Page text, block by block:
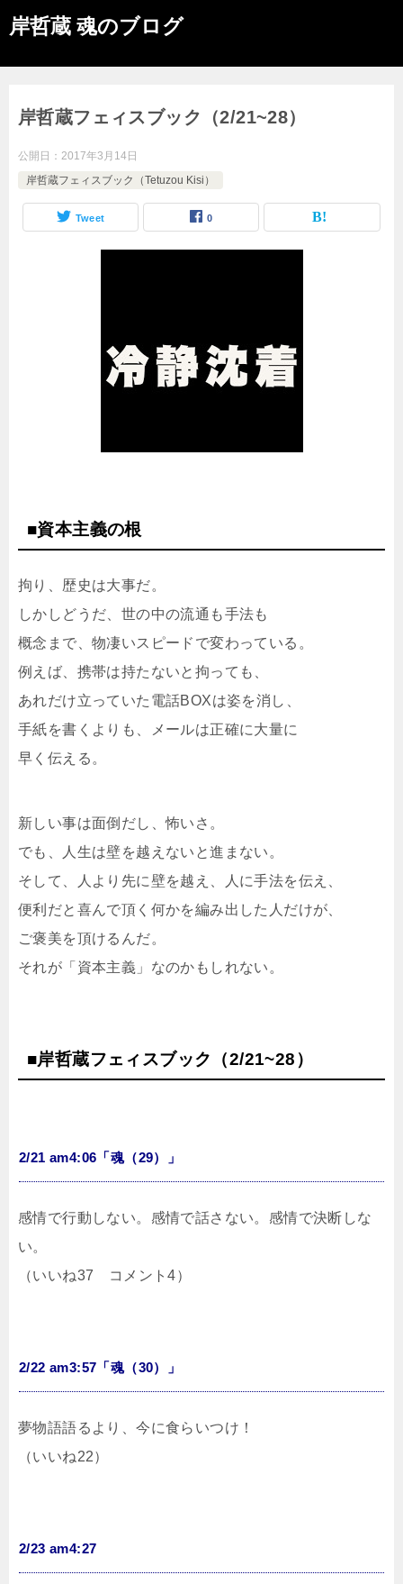
岸哲蔵 魂のブログ
岸哲蔵フェィスブック（2/21~28）
公開日： 2017年3月14日
岸哲蔵フェィスブック（Tetuzou Kisi）
Tweet 0
■資本主義の根
拘り、歴史は大事だ。
しかしどうだ、世の中の流通も手法も
概念まで、物凄いスピードで変わっている。
例えば、携帯は持たないと拘っても、
あれだけ立っていた電話BOXは姿を消し、
手紙を書くよりも、メールは正確に大量に
早く伝える。
新しい事は面倒だし、怖いさ。
でも、人生は壁を越えないと進まない。
そして、人より先に壁を越え、人に手法を伝え、
便利だと喜んで頂く何かを編み出した人だけが、
ご褒美を頂けるんだ。
それが「資本主義」なのかもしれない。
■岸哲蔵フェィスブック（2/21~28）
2/21 am4:06「魂（29）」
感情で行動しない。感情で話さない。感情で決断しな
い。
（いいね37 コメント4）
2/22 am3:57「魂（30）」
夢物語語るより、今に食らいつけ！
（いいね22）
2/23 am4:27